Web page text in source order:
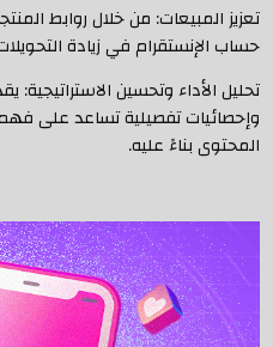
تعزيز المبيعات: من خلال روابط
حساب الإنستقرام في زيادة
تحليل الأداء وتحسين الاستراتيجية:
وإحصائيات تفصيلية تساعد على
المحتوى بناءً عليه.